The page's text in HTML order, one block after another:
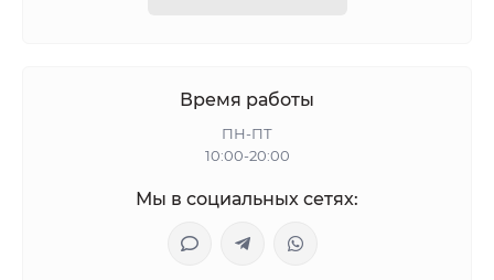
Время работы
ПН-ПТ
10:00-20:00
Мы в социальных сетях: